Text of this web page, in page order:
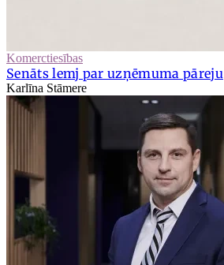
Komerctiesības
Senāts lemj par uzņēmuma pāreju
Karlīna Stāmere